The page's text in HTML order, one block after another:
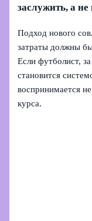
заслужить, а
Подход нового
затраты должны
Если футболист,
становится
воспринимается
курса.